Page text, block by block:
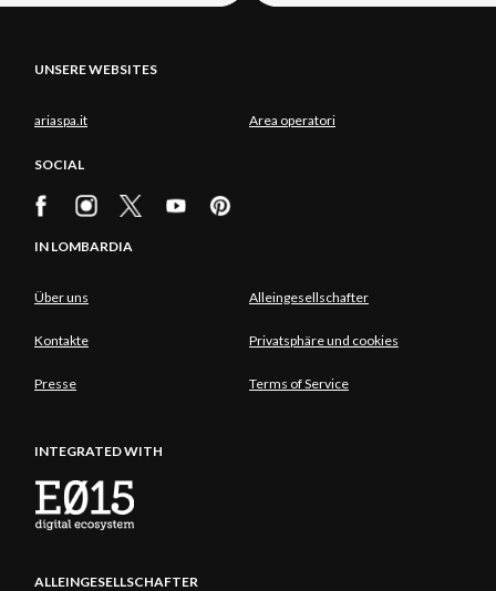
UNSERE WEBSITES
ariaspa.it Area operatori
SOCIAL
IN LOMBARDIA
Über uns Alleingesellschafter
Kontakte Privatsphäre und cookies
Presse Terms of Service
INTEGRATED WITH
ALLEINGESELLSCHAFTER